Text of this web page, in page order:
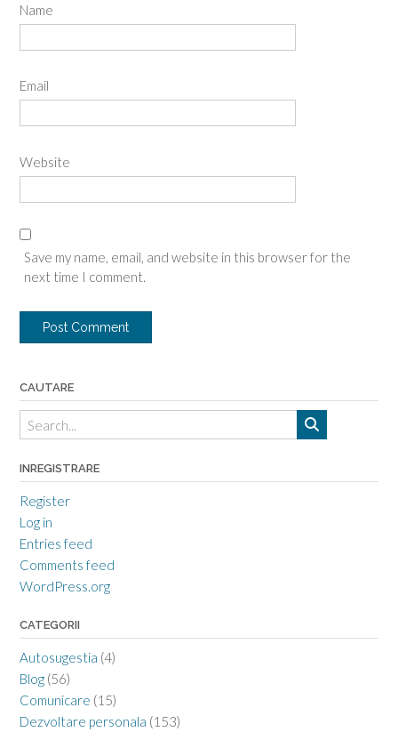
Name
Email
Website
Save my name, email, and website in this browser for the
next time I comment.
CAUTARE
INREGISTRARE
Register
Log in
Entries feed
Comments feed
WordPress.org
CATEGORII
Autosugestia (4)
Blog (56)
Comunicare (15)
Dezvoltare personala (153)